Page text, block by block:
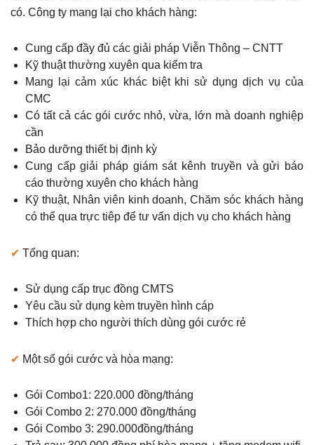
có. Công ty mang lại cho khách hàng:
Cung cấp đầy đủ các giải pháp Viễn Thông – CNTT
Kỹ thuật thường xuyên qua kiểm tra
Mang lại cảm xúc khác biệt khi sử dụng dịch vụ của
CMC
Có tất cả các gói cước nhỏ, vừa, lớn mà doanh nghiệp
cần
Bảo dưỡng thiết bị định kỳ
Cung cấp giải pháp giám sát kênh truyền và gửi báo
cáo thường xuyên cho khách hàng
Kỹ thuật, Nhân viên kinh doanh, Chăm sóc khách hàng
có thể qua trực tiêp để tư vấn dịch vụ cho khách hàng
✔ Tổng quan:
Sử dụng cấp trục đồng CMTS
Yêu cầu sử dụng kèm truyền hình cáp
Thích hợp cho người thích dùng gói cước rẻ
✔ Một số gói cước và hòa mạng:
Gói Combo1: 220.000 đồng/tháng
Gói Combo 2: 270.000 đồng/tháng
Gói Combo 3: 290.000đồng/tháng